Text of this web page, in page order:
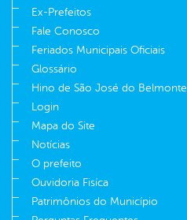
Ex-Prefeitos
Fale Conosco
Feriados Municipais Oficiais
Glossário
Hino de São José do Belmonte
Login
Mapa do Site
Notícias
O prefeito
Ouvidoria Fisíca
Patrimônios do Município